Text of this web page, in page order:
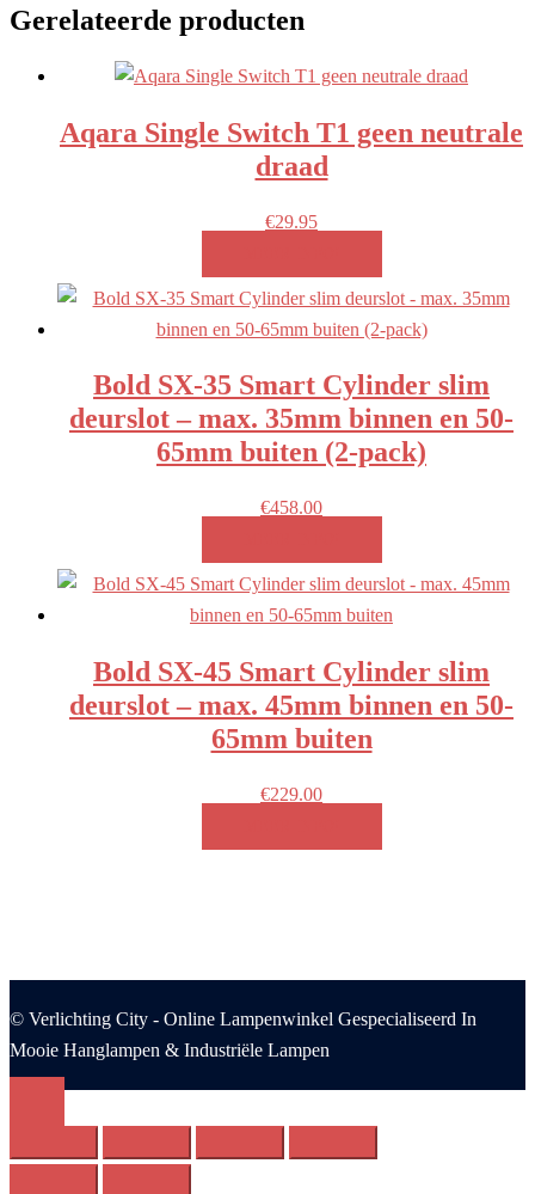
Gerelateerde producten
Aqara Single Switch T1 geen neutrale
draad
€29.95
Bold SX-35 Smart Cylinder slim
deurslot – max. 35mm binnen en 50-
65mm buiten (2-pack)
€458.00
Bold SX-45 Smart Cylinder slim
deurslot – max. 45mm binnen en 50-
65mm buiten
€229.00
© Verlichting City - Online Lampenwinkel Gespecialiseerd In
Mooie Hanglampen & Industriële Lampen